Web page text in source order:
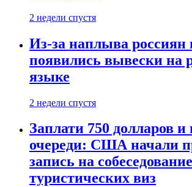
2 недели спустя
Из-за наплыва
появились вывески на
языке
2 недели спустя
Заплати 750 долларов и
очереди: США начали
запись на
туристических виз